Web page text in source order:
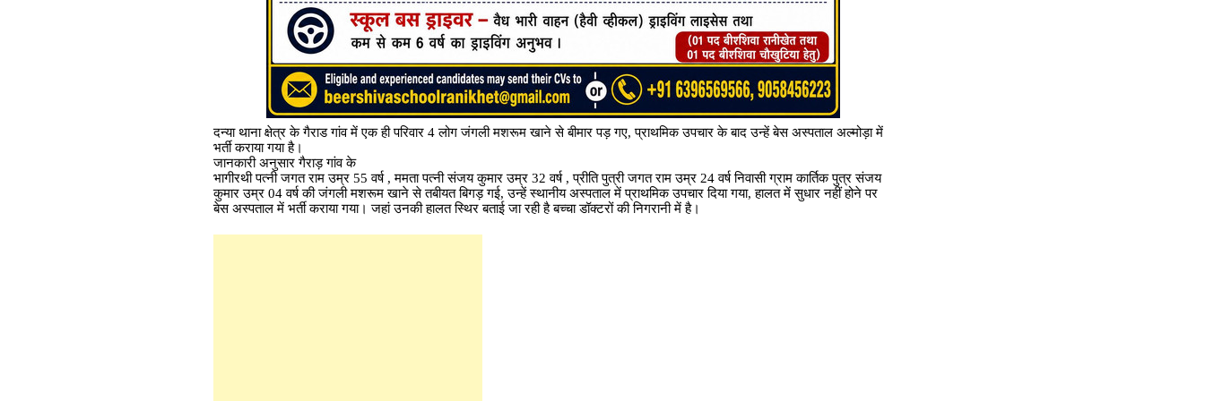
दन्या थाना क्षेत्र के गैराड गांव में एक ही परिवार 4 लोग जंगली मशरूम खाने‌ से बीमार पड़ गए, प्राथमिक उपचार के बाद उन्हें बेस अस्पताल अल्मोड़ा में
भर्ती कराया गया है।
जानकारी अनुसार गैराड़ गांव के
भागीरथी पत्नी जगत राम उम्र 55 वर्ष , ममता पत्नी संजय कुमार उम्र 32 वर्ष , प्रीति पुत्री जगत राम उम्र 24 वर्ष निवासी ग्राम कार्तिक पुत्र संजय
कुमार उम्र 04 वर्ष की जंगली मशरूम खाने‌ से तबीयत बिगड़ गई, उन्हें स्थानीय अस्पताल में प्राथमिक उपचार दिया गया, हालत में सुधार नहीं होने पर
बेस अस्पताल में भर्ती कराया गया। जहां उनकी हालत स्थिर बताई जा रही है बच्चा डॉक्टरों की निगरानी में है।